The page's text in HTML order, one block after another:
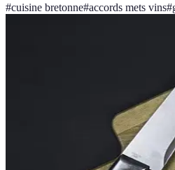
#cuisine bretonne#accords mets vins#